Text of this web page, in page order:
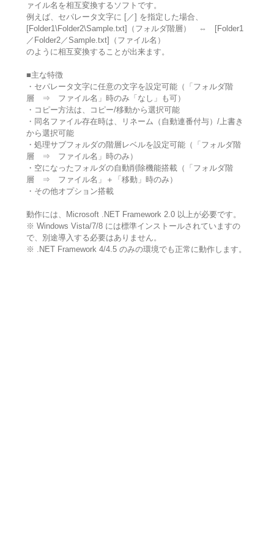
ァイル名を相互変換するソフトです。
例えば、セパレータ文字に [／] を指定した場合、
[Folder1\Folder2\Sample.txt]（フォルダ階層） ⇔ [Folder1
／Folder2／Sample.txt]（ファイル名）
のように相互変換することが出来ます。
■主な特徴
・セパレータ文字に任意の文字を設定可能（「フォルダ階
層 ⇒ ファイル名」時のみ「なし」も可）
・コピー方法は、コピー/移動から選択可能
・同名ファイル存在時は、リネーム（自動連番付与）/上書き
から選択可能
・処理サブフォルダの階層レベルを設定可能（「フォルダ階
層 ⇒ ファイル名」時のみ）
・空になったフォルダの自動削除機能搭載（「フォルダ階
層 ⇒ ファイル名」＋「移動」時のみ）
・その他オプション搭載
動作には、Microsoft .NET Framework 2.0 以上が必要です。
※ Windows Vista/7/8 には標準インストールされていますの
で、別途導入する必要はありません。
※ .NET Framework 4/4.5 のみの環境でも正常に動作します。